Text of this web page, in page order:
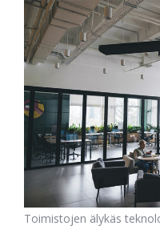
Toimistojen älykäs